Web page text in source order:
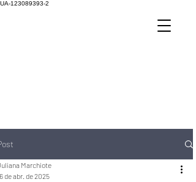
UA-123089393-2
Marchiote
de abr. de 2025